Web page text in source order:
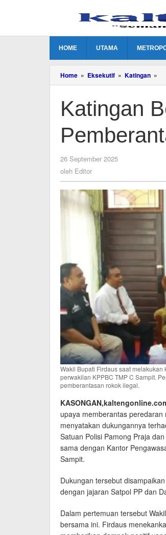
HOME UTAMA
Home » Eksekutif » Katingan »
Katingan
26 September 2025
oleh Editor
Wakil Bupati Firdaus saat
perwakilan KPPBC TMP C Sampit.
pemberantasan rokok ilegal.
upaya memberantas
menyatakan dukungannya
Satuan Polisi Pamong Praja
sama dengan Kantor
Sampit.
Dukungan tersebut
dengan jajaran Satpol PP dan
Dalam pertemuan tersebut
bersama ini. Firdaus